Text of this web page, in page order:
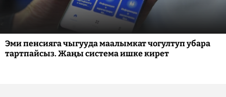
Эми пенсияга чыгууда маалымкат чогултуп убара
тартпайсыз. Жаңы система ишке кирет